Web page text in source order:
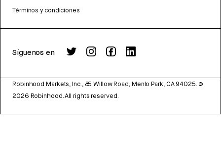
Términos y condiciones
Síguenos en
Robinhood Markets, Inc., 85 Willow Road, Menlo Park, CA 94025. ©
2026 Robinhood. All rights reserved.